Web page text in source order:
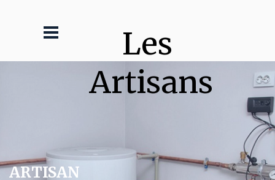
Les
Artisans
ARTISAN